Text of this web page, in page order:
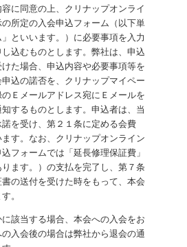
に同意の上、クリナップオンライ
所定の入会申込フォーム（以下単
といいます。）に必要事項を入力
込むものとします。弊社は、申込
た場合、申込内容や必要事項等を
込の諾否を、クリナップマイペー
Ｅメールアドレス宛にＥメールを
するものとします。申込者は、当
を受け、第２１条に定める会費
ます。なお、クリナップオンライン
フォームでは「延長修理保証費」
ます。）の支払を完了し、第７条
の送付を受けた時をもって、本会
。
該当する場合、本会への入会をお
入会後の場合は弊社から退会の通